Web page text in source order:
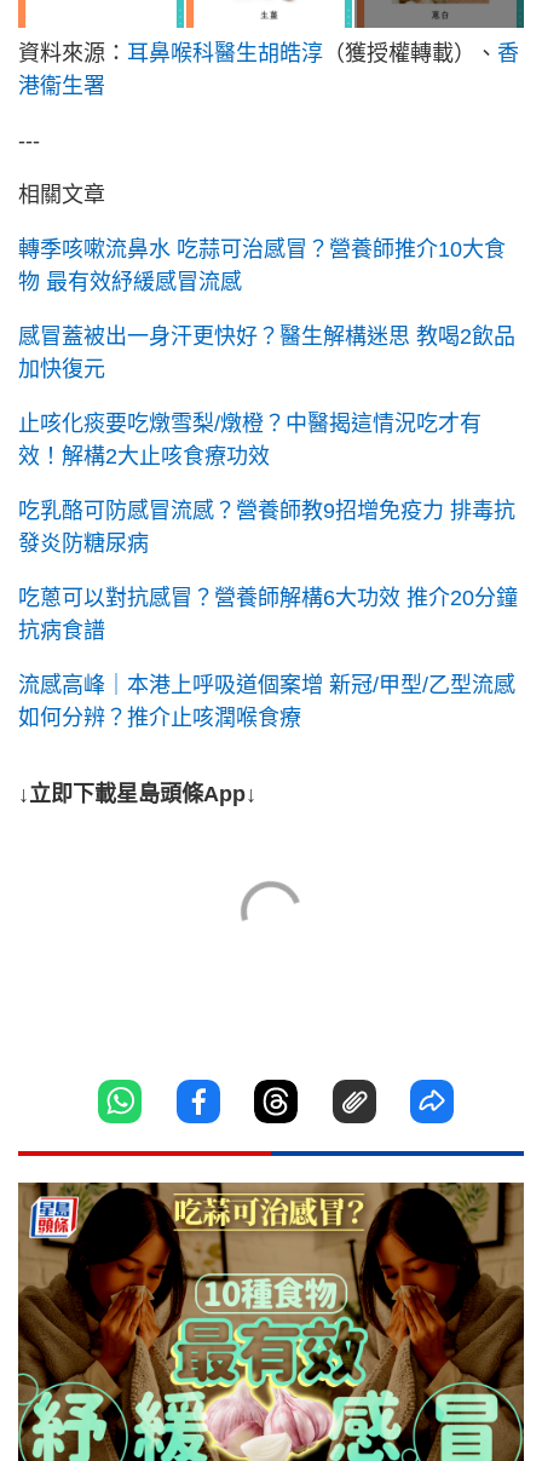
資料來源： 耳鼻喉科醫生胡皓淳 （獲授權轉載）、 香
港衞生署
---
相關文章
轉季咳嗽流鼻水 吃蒜可治感冒？營養師推介10大食
物 最有效紓緩感冒流感
感冒蓋被出一身汗更快好？醫生解構迷思 教喝2飲品
加快復元
止咳化痰要吃燉雪梨/燉橙？中醫揭這情況吃才有
效！解構2大止咳食療功效
吃乳酪可防感冒流感？營養師教9招增免疫力 排毒抗
發炎防糖尿病
吃蔥可以對抗感冒？營養師解構6大功效 推介20分鐘
抗病食譜
流感高峰｜本港上呼吸道個案增 新冠/甲型/乙型流感
如何分辨？推介止咳潤喉食療
↓立即下載星島頭條App↓